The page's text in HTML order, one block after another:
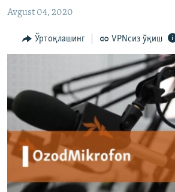
Озодлик бошқа тилларда
Avgust 04, 2020
Ўртоқлашинг VPNсиз ўқиш